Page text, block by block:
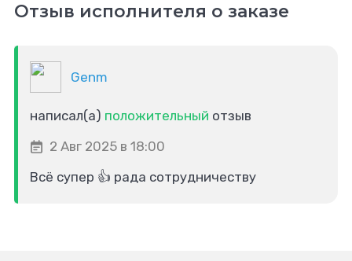
Отзыв исполнителя о заказе
Genm
написал(а) положительный отзыв
2 Авг 2025 в 18:00
Всё супер 👍 рада сотрудничеству